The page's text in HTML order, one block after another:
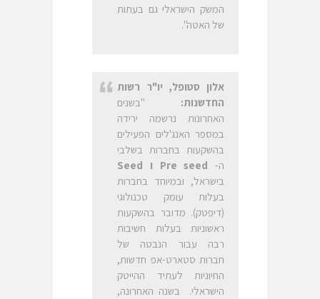
המשק הישראלי גם בעתות
של האטה".
אלון סטופל, יו"ר רשות
החדשנות: "בשנים
האחרונות נרשמה ירידה
במספר האנג'לים הפעילים
בהשקעות בחברות בשלבי
ה- Pre seed ו Seed
בישראל, ובמיוחד בחברות
בעלות עומק טכנולוגי
(דיפטק). מדובר בהשקעות
ראשוניות בעלות חשיבות
רבה עבור הנבטה של
חברות סטארט-אפ חדשות,
החיוניות לעתיד ההייטק
הישראלי. בשנה האחרונה,